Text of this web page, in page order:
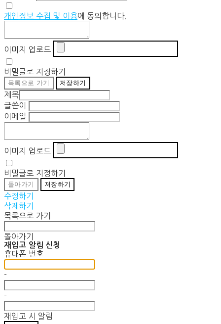
개인정보 수집 및 이용에 동의합니다.
이미지 업로드
비밀글로 지정하기
목록으로 가기 저장하기
제목
글쓴이
이메일
이미지 업로드
비밀글로 지정하기
돌아가기 저장하기
수정하기
삭제하기
목록으로 가기
돌아가기
재입고 알림 신청
휴대폰 번호
-
-
재입고 시 알림